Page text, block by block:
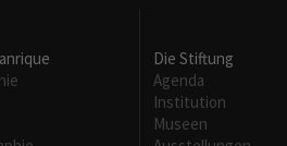
Die Stiftung
Agenda
Institution
Museen